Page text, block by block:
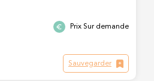
Prix Sur demande
Sauvegarder